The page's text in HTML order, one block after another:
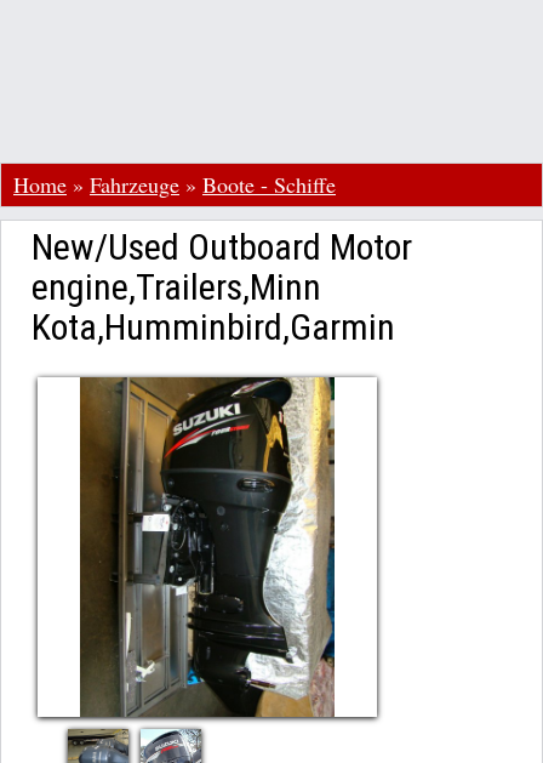
Home » Fahrzeuge » Boote - Schiffe
New/Used Outboard Motor
engine,Trailers,Minn
Kota,Humminbird,Garmin